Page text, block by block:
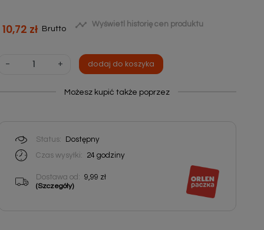
10,72 zł Brutto  Wyświetl historię cen produktu
- + dodaj do koszyka
Możesz kupić także poprzez
Status:
Dostępny
Czas wysyłki:
24 godziny
Dostawa od: 9,99 zł
(Szczegóły)